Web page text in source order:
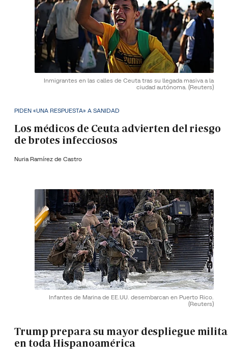
Inmigrantes en las calles de Ceuta tras su llegada masiva a la
ciudad autónoma. (Reuters)
PIDEN «UNA RESPUESTA» A SANIDAD
Los médicos de Ceuta advierten del riesgo
de brotes infecciosos
Nuria Ramírez de Castro
Infantes de Marina de EE.UU. desembarcan en Puerto Rico.
(Reuters)
Trump prepara su mayor despliegue
en toda Hispanoamérica